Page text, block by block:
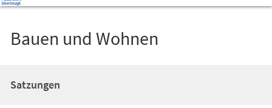
Bauen und Wohnen
Satzungen